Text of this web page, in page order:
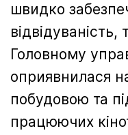
швидко
Головному
оприявнилася
побудовою та
працюючих